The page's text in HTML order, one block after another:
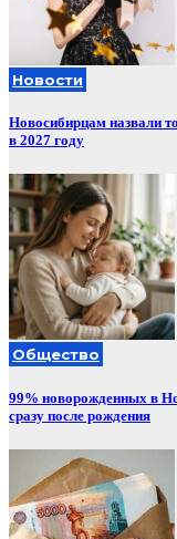
Новости
Новосибирцам назвали
в 2027 году
Общество
99% новорожденных в
сразу после рождения